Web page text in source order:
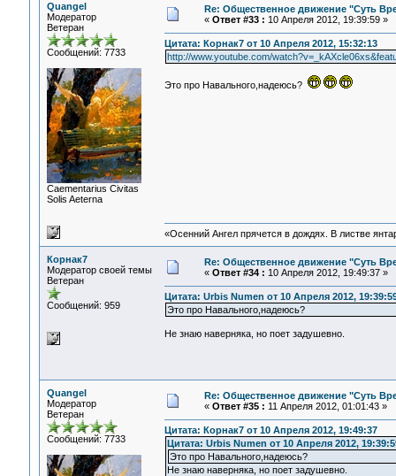
Quangel
Модератор
Ветеран
Сообщений: 7733
Сaementarius Civitas
Solis Aeterna
Re: Общественное движение "Суть
« Ответ #33 : 10 Апреля 2012, 19:39:59 »
Цитата: Корнак7 от 10 Апреля 2012, 15:32:13
http://www.youtube.com/
Это про Навального,надеюсь?
«Осенний Ангел прячется в дождях. В листве
Корнак7
Модератор своей темы
Ветеран
Сообщений: 959
Re: Общественное движение "Суть
« Ответ #34 : 10 Апреля 2012, 19:49:37 »
Цитата: Urbis Numen от 10 Апреля 2012,
Это про Навального,надеюсь?
Не знаю наверняка, но поет задушевно.
Quangel
Модератор
Ветеран
Сообщений: 7733
Re: Общественное движение "Суть
« Ответ #35 : 11 Апреля 2012, 01:01:43 »
Цитата: Корнак7 от 10 Апреля 2012, 19:49:37
Цитата: Urbis Numen от 10 Апреля 2012,
Это про Навального,надеюсь?
Не знаю наверняка, но поет задушевно.